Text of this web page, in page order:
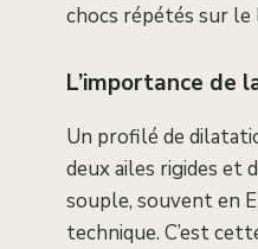
chocs répétés sur
L’importance de
Un profilé de
deux ailes rigides et
souple, souvent en
technique. C’est